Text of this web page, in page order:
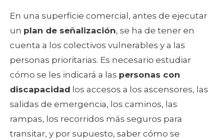
En una superficie comercial, antes de ejecutar
un plan de señalización, se ha de tener en
cuenta a los colectivos vulnerables y a las
personas prioritarias. Es necesario estudiar
cómo se les indicará a las personas con
discapacidad los accesos a los ascensores, las
salidas de emergencia, los caminos, las
rampas, los recorridos más seguros para
transitar, y por supuesto, saber cómo se